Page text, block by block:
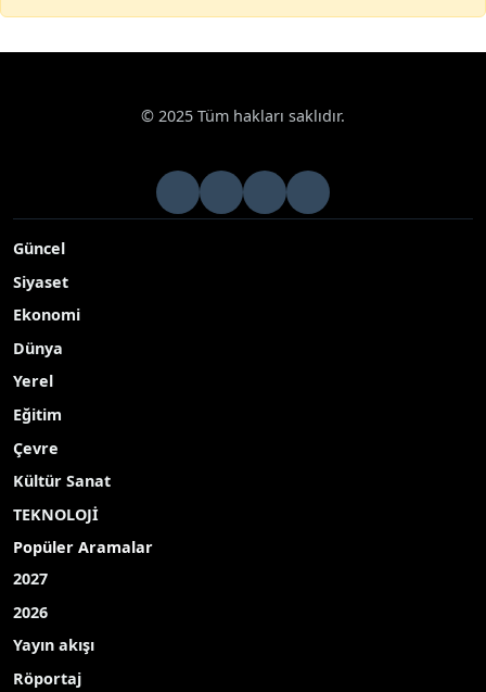
© 2025 Tüm hakları saklıdır.
Güncel
Siyaset
Ekonomi
Dünya
Yerel
Eğitim
Çevre
Kültür Sanat
TEKNOLOJİ
Popüler Aramalar
2027
2026
Yayın akışı
Röportaj